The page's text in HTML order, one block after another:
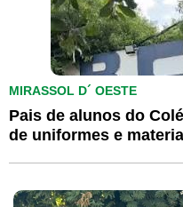
MIRASSOL D´ OESTE
Pais de alunos do
de uniformes e